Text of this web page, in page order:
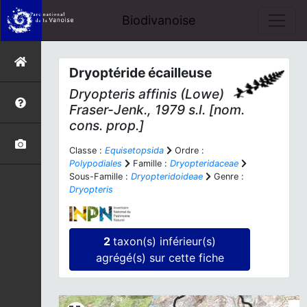
Biodivanoise
Dryoptéride écailleuse
Dryopteris affinis (Lowe)
Fraser-Jenk., 1979 s.l. [nom.
cons. prop.]
Classe : Equisetopsida
Ordre :
Polypodiales
Famille : Dryopteridaceae
Sous-Famille : Dryopteridoideae
Genre :
Dryopteris
2taxon(s) inférieur(s)
agrégé(s) sur cette fiche